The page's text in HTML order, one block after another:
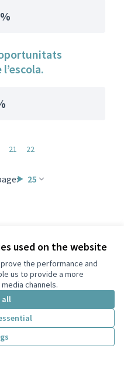
used on the website
the performance and
us to provide a more
channels.
all
25
21
22